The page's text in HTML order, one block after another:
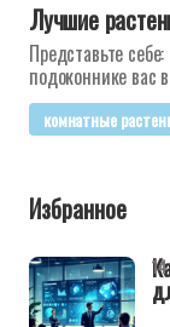
Лучшие
Представьте
подоконнике вас
комнатные
Избранное